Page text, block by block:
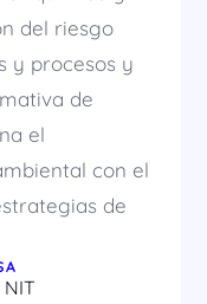
del riesgo
y procesos y
de
el
con el
de
NIT